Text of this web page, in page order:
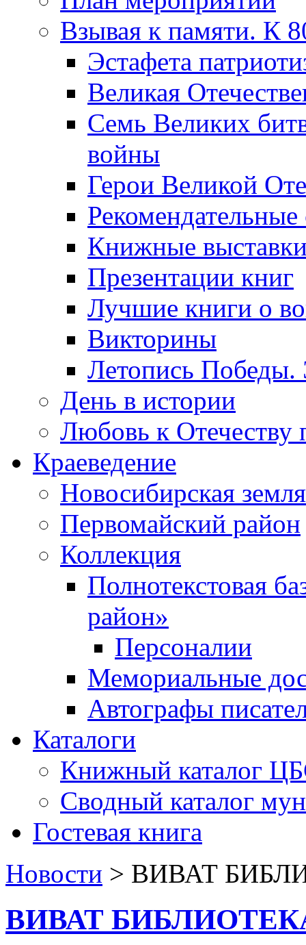
Взывая к памяти. К
Эcтафета
Великая
Семь Великих
войны
Герои Великой
Рекомендательные
Книжные
Презентации книг
Лучшие книги о
Викторины
Летопись Победы.
День в истории
Любовь к Отечеству
Краеведение
Новосибирская земля
Первомайский район
Коллекция
Полнотекстовая
район»
Персоналии
Мемориальные
Автографы
Каталоги
Книжный каталог
Сводный каталог
Гостевая книга
Новости > ВИВАТ
ВИВАТ